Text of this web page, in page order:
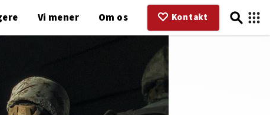
Vi mener Om os Kontakt